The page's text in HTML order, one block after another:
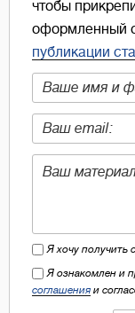
чтобы
оформленный
публикации
Я хочу получить
Я ознакомлен и
соглашения и